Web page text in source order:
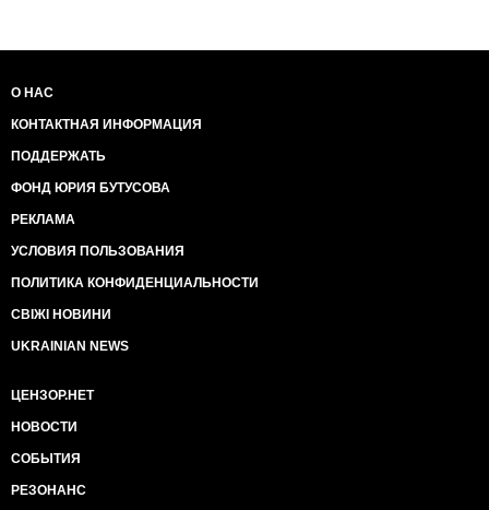
О НАС
КОНТАКТНАЯ ИНФОРМАЦИЯ
ПОДДЕРЖАТЬ
ФОНД ЮРИЯ БУТУСОВА
РЕКЛАМА
УСЛОВИЯ ПОЛЬЗОВАНИЯ
ПОЛИТИКА КОНФИДЕНЦИАЛЬНОСТИ
СВІЖІ НОВИНИ
UKRAINIAN NEWS
ЦЕНЗОР.НЕТ
НОВОСТИ
СОБЫТИЯ
РЕЗОНАНС